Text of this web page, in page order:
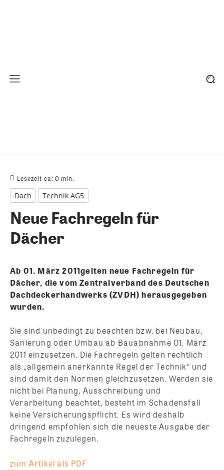
Lesezeit ca: 0 min.
Dach Technik AG5
Neue Fachregeln für
Dächer
Ab 01. März 2011gelten neue Fachregeln für
Dächer, die vom Zentralverband des Deutschen
Dachdeckerhandwerks (ZVDH) herausgegeben
wurden.
Sie sind unbedingt zu beachten bzw. bei Neubau,
Sanierung oder Umbau ab Bauabnahme 01. März
2011 einzusetzen. Die Fachregeln gelten rechtlich
als „allgemein anerkannte Regel der Technik“ und
sind damit den Normen gleichzusetzen. Werden sie
nicht bei Planung, Ausschreibung und
Verarbeitung beachtet, besteht im Schadensfall
keine Versicherungspflicht. Es wird deshalb
dringend empfohlen sich die neueste Ausgabe der
Fachregeln zuzulegen.
zum Artikel als PDF